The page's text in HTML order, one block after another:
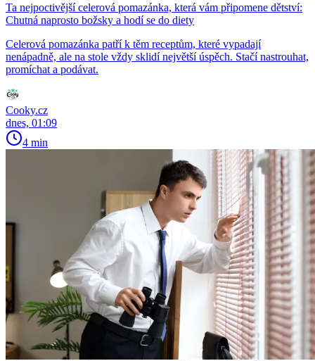
Ta nejpoctivější celerová pomazánka, která vám připomene dětství:
Chutná naprosto božsky a hodí se do diety
Celerová pomazánka patří k těm receptům, které vypadají
nenápadně, ale na stole vždy sklidí největší úspěch. Stačí nastrouhat,
promíchat a podávat.
Cooky.cz
dnes, 01:09
4 min